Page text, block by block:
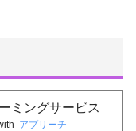
ミングサービス
アプリーチ